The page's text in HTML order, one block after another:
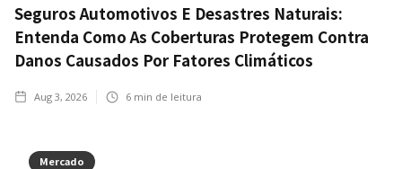
Seguros Automotivos E Desastres Naturais:
Entenda Como As Coberturas Protegem Contra
Danos Causados Por Fatores Climáticos
Aug 3, 2026 6 min de leitura
Mercado